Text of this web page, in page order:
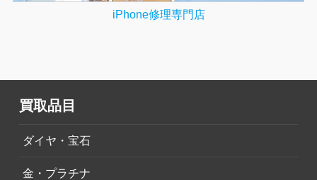
iPhone修理専門店
買取品目
ダイヤ・宝石
金・プラチナ